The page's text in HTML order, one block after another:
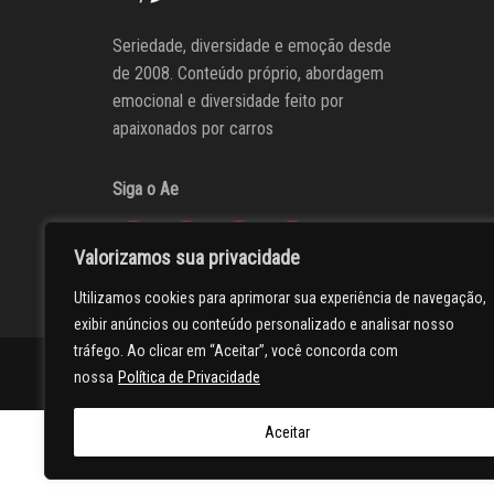
Valorizamos sua privacidade
Utilizamos cookies para aprimorar sua experiência de navegação,
exibir anúncios ou conteúdo personalizado e analisar nosso
tráfego. Ao clicar em “Aceitar”, você concorda com
nossa Política de Privacidade
Aceitar
Seriedade, diversidade e emoção desde
de 2008. Conteúdo próprio, abordagem
emocional e diversidade feito por
apaixonados por carros
Siga o Ae
AUTOentusiastas Editores